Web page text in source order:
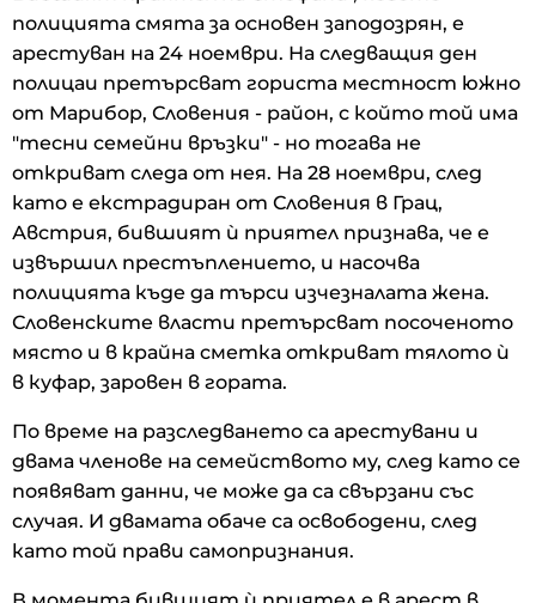
полицията смята за основен заподозрян, е
арестуван на 24 ноември. На следващия ден
полицаи претърсват гориста местност южно
от Марибор, Словения - район, с който той има
"тесни семейни връзки" - но тогава не
откриват следа от нея. На 28 ноември, след
като е екстрадиран от Словения в Грац,
Австрия, бившият ѝ приятел признава, че е
извършил престъплението, и насочва
полицията къде да търси изчезналата жена.
Словенските власти претърсват посоченото
място и в крайна сметка откриват тялото ѝ
в куфар, заровен в гората.
По време на разследването са арестувани и
двама членове на семейството му, след като се
появяват данни, че може да са свързани със
случая. И двамата обаче са освободени, след
като той прави самопризнания.